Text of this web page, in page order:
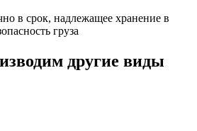
в срок, надлежащее хранение в
груза
другие виды